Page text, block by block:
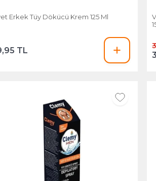
Erkek Tüy Dökücü Krem 125 Ml
TL